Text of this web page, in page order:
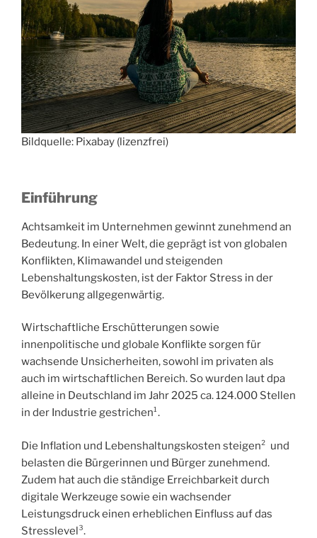
Bildquelle: Pixabay (lizenzfrei)
Einführung
Achtsamkeit im Unternehmen gewinnt zunehmend an
Bedeutung. In einer Welt, die geprägt ist von globalen
Konflikten, Klimawandel und steigenden
Lebenshaltungskosten, ist der Faktor Stress in der
Bevölkerung allgegenwärtig.
Wirtschaftliche Erschütterungen sowie
innenpolitische und globale Konflikte sorgen für
wachsende Unsicherheiten, sowohl im privaten als
auch im wirtschaftlichen Bereich. So wurden laut dpa
alleine in Deutschland im Jahr 2025 ca. 124.000 Stellen
in der Industrie gestrichen¹.
Die Inflation und Lebenshaltungskosten steigen² und
belasten die Bürgerinnen und Bürger zunehmend.
Zudem hat auch die ständige Erreichbarkeit durch
digitale Werkzeuge sowie ein wachsender
Leistungsdruck einen erheblichen Einfluss auf das
Stresslevel³.